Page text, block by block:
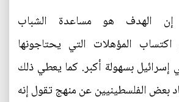
إن الهدف هو مساعدة الشباب
المؤهلات التي يحتاجونها
إسرائيل بسهولة أكبر. كما يعطي ذلك
بعض الفلسطينيين عن منهج تقول إنه